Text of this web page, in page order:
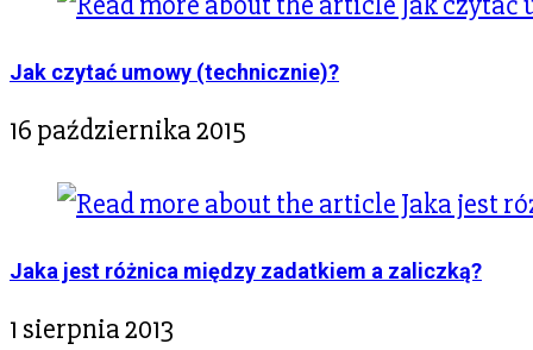
Jak czytać umowy (technicznie)?
16 października 2015
Jaka jest różnica między zadatkiem a zaliczką?
1 sierpnia 2013